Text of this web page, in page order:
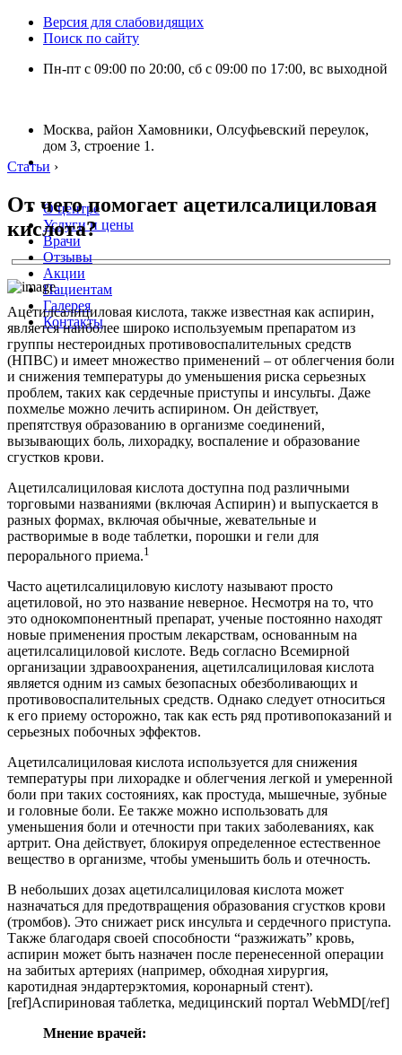
Версия для слабовидящих
Поиск по сайту
Пн-пт с 09:00 по 20:00, сб с 09:00 по 17:00, вс выходной
Москва, район Хамовники, Олсуфьевский переулок,
дом 3, строение 1.
О центре
Услуги и цены
Врачи
Отзывы
Акции
Пациентам
Галерея
Контакты
Статьи ›
От чего помогает ацетилсалициловая
кислота?
Ацетилсалициловая кислота, также известная как аспирин,
является наиболее широко используемым препаратом из
группы нестероидных противовоспалительных средств
(НПВС) и имеет множество применений – от облегчения боли
и снижения температуры до уменьшения риска серьезных
проблем, таких как сердечные приступы и инсульты. Даже
похмелье можно лечить аспирином. Он действует,
препятствуя образованию в организме соединений,
вызывающих боль, лихорадку, воспаление и образование
сгустков крови.
Ацетилсалициловая кислота доступна под различными
торговыми названиями (включая Аспирин) и выпускается в
разных формах, включая обычные, жевательные и
растворимые в воде таблетки, порошки и гели для
перорального приема.1
Часто ацетилсалициловую кислоту называют просто
ацетиловой, но это название неверное. Несмотря на то, что
это однокомпонентный препарат, ученые постоянно находят
новые применения простым лекарствам, основанным на
ацетилсалициловой кислоте. Ведь согласно Всемирной
организации здравоохранения, ацетилсалициловая кислота
является одним из самых безопасных обезболивающих и
противовоспалительных средств. Однако следует относиться
к его приему осторожно, так как есть ряд противопоказаний и
серьезных побочных эффектов.
Ацетилсалициловая кислота используется для снижения
температуры при лихорадке и облегчения легкой и умеренной
боли при таких состояниях, как простуда, мышечные, зубные
и головные боли. Ее также можно использовать для
уменьшения боли и отечности при таких заболеваниях, как
артрит. Она действует, блокируя определенное естественное
вещество в организме, чтобы уменьшить боль и отечность.
В небольших дозах ацетилсалициловая кислота может
назначаться для предотвращения образования сгустков крови
(тромбов). Это снижает риск инсульта и сердечного приступа.
Также благодаря своей способности “разжижать” кровь,
аспирин может быть назначен после перенесенной операции
на забитых артериях (например, обходная хирургия,
каротидная эндартерэктомия, коронарный стент).
[ref]Аспириновая таблетка, медицинский портал WebMD[/ref]
Мнение врачей: